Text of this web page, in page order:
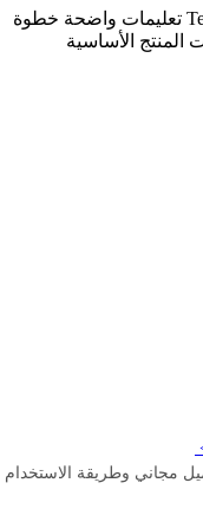
توفر أدلة الفيديو الخاصة بـ Tenorshare تعليمات واضحة خطوة
الأساسية